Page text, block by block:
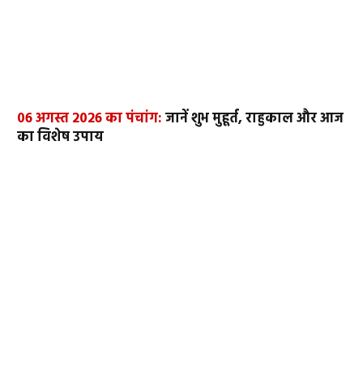
06 अगस्त 2026 का पंचांग:जानें शुभ मुहूर्त, राहुकाल और आज
का विशेष उपाय